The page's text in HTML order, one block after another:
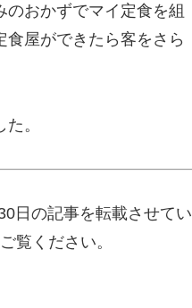
おかずでマイ定食を組
屋ができたら客をさら
。
日の記事を転載させてい
覧ください。